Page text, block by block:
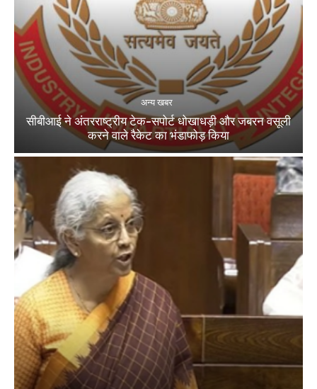
अन्य खबर
सीबीआई ने अंतरराष्ट्रीय टेक-सपोर्ट धोखाधड़ी और जबरन वसूली
करने वाले रैकेट का भंडाफोड़ किया